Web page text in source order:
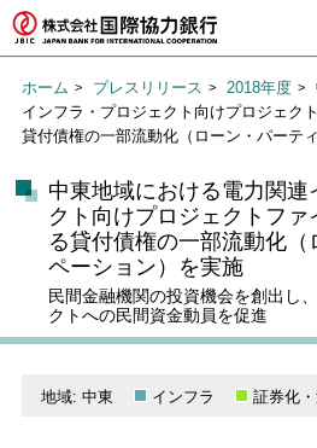
ホーム プレスリリース 2018年度
インフラ・プロジェクト向けプロジェク
貸付債権の一部流動化（ローン・パーテ
中東地域における電力関連
クト向けプロジェクトフ
る貸付債権の一部流動化
ペーション）を実施
民間金融機関の投資機会を創出し
クトへの民間資金動員を促進
地域: 中東 インフラ 証券化